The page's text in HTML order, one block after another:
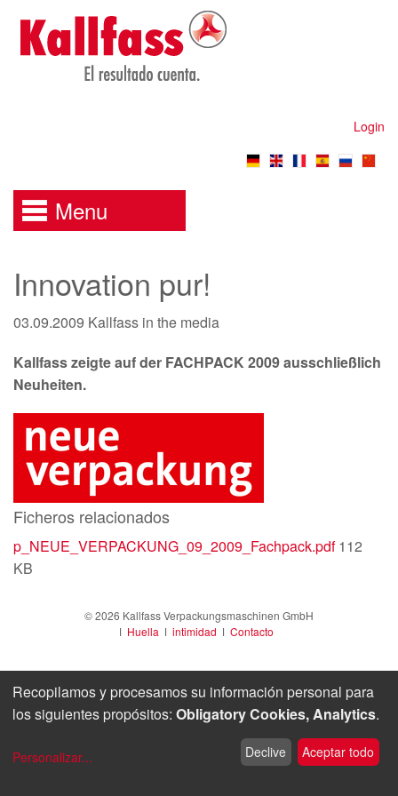
Login
Menu
Innovation pur!
03.09.2009 Kallfass in the media
Kallfass zeigte auf der FACHPACK 2009 ausschließlich
Neuheiten.
Ficheros relacionados
p_NEUE_VERPACKUNG_09_2009_Fachpack.pdf112
KB
© 2026 Kallfass Verpackungsmaschinen GmbH
ǀ Huella ǀ intimidad ǀ Contacto
Recopilamos y procesamos su información personal para
los siguientes propósitos: Obligatory Cookies, Analytics.
Personalizar... Declive Aceptar todo